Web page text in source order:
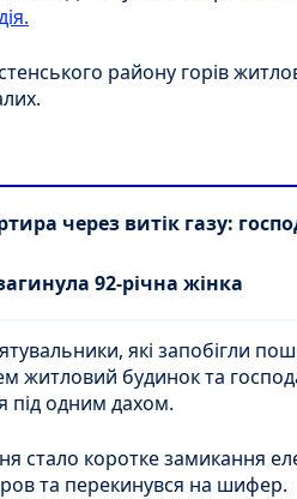
району горів
через витік газу:
92-річна жінка
які запобігли
житловий будинок та
під одним дахом.
стало коротке замикання
та перекинувся на шифер.